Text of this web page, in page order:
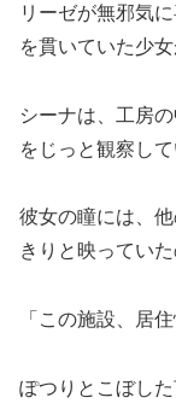
リーゼが無邪気
を貫いていた少女
シーナは、工房
をじっと観察して
彼女の瞳には、
きりと映ってい
「この施設、居
ぽつりとこぼし